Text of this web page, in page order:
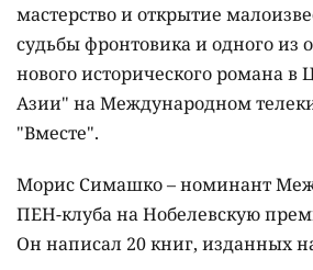
мастерство и открытие
судьбы фронтовика и одного из
нового исторического романа в
Азии" на Международном
"Вместе".
Морис Симашко – номинант
ПЕН-клуба на Нобелевскую
Он написал 20 книг, изданных